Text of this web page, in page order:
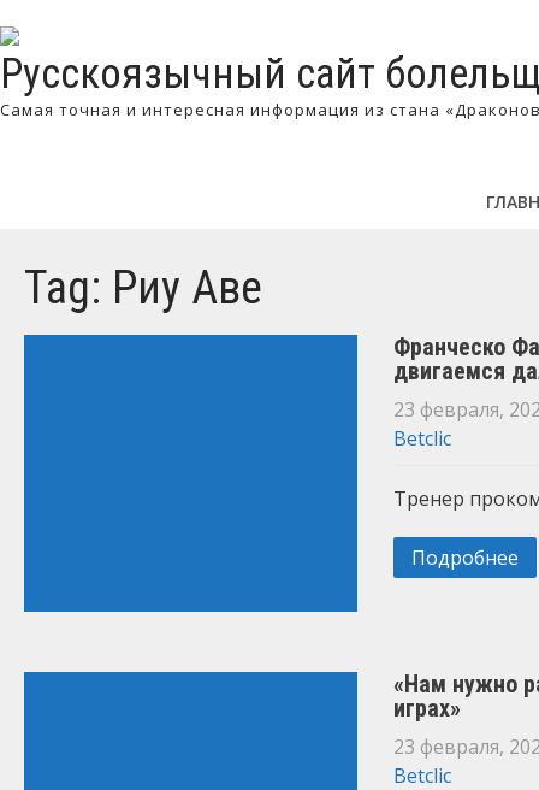
Русскоязычный сайт
Самая точная и интересная информация из стана
Tag: Риу Аве
Франческо
двигаемся
23 февраля,
Betclic
Тренер
Подробнее
«Нам нужно
играх»
23 февраля,
Betclic